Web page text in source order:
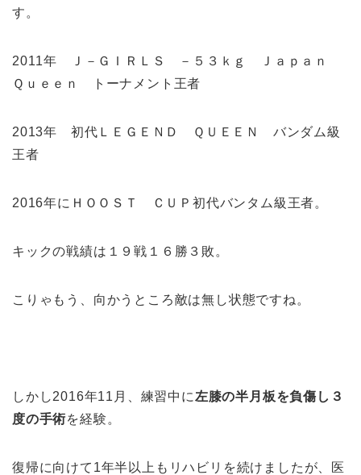
す。
2011年 Ｊ－ＧＩＲＬＳ －５３ｋｇ Ｊａｐａｎ
Ｑｕｅｅｎ トーナメント王者
2013年 初代ＬＥＧＥＮＤ ＱＵＥＥＮ バンダム級
王者
2016年にＨＯＯＳＴ ＣＵＰ初代バンタム級王者。
キックの戦績は１９戦１６勝３敗。
こりゃもう、向かうところ敵は無し状態ですね。
しかし2016年11月、練習中に左膝の半月板を負傷し３
度の手術を経験。
復帰に向けて1年半以上もリハビリを続けましたが、医